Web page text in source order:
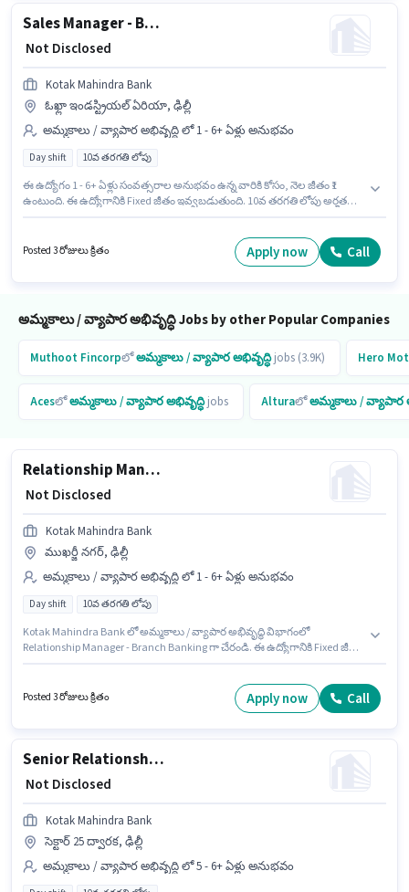
Sales Manager - Business Banking
₹ Not Disclosed
Kotak Mahindra Bank
ఓఖ్లా ఇండస్ట్రియల్ ఏరియా, ఢిల్లీ
అమ్మకాలు / వ్యాపార అభివృద్ధి లో 1 - 6+ ఏళ్లు అనుభవం
Day shift 10వ తరగతి లోపు
ఈ ఉద్యోగం 1 - 6+ ఏళ్లు సంవత్సరాల అనుభవం ఉన్న వారికి కోసం, నెల జీతం ₹1
ఉంటుంది. ఈ ఉద్యోగానికి Fixed జీతం ఇవ్వబడుతుంది. 10వ తరగతి లోపు అర్హత
వారానికి 5 days working ఉన్నాయి. Kotak Mahindra Bank అమ్మకాలు / వ్యాపార
అభివృద్ధి విభాగంలో Sales Manager - Business Banking ఉద్యోగానికి
Posted 3 రోజులు క్రితం Apply now Call
అమ్మకాలు / వ్యాపార అభివృద్ధి Jobs by other Popular Companies
Muthoot Fincorpలోఅమ్మకాలు / వ్యాపార అభివృద్ధిjobs (3.9K) Hero
Acesలోఅమ్మకాలు / వ్యాపార అభివృద్ధిjobs Alturaలోఅమ్మకాలు / వ్యాపార
Relationship Manager - Branch Banking
₹ Not Disclosed
Kotak Mahindra Bank
ముఖర్జీ నగర్, ఢిల్లీ
అమ్మకాలు / వ్యాపార అభివృద్ధి లో 1 - 6+ ఏళ్లు అనుభవం
Day shift 10వ తరగతి లోపు
Kotak Mahindra Bank లో అమ్మకాలు / వ్యాపార అభివృద్ధి విభాగంలో
Relationship Manager - Branch Banking గా చేరండి. ఈ ఉద్యోగానికి Fixed జీతం
అర్హత ఉన్న అభ్యర్థులు ఈ ఉద్యోగానికి అప్లై చేసుకోవచ్చు. ఈ ఉద్యోగం 1 - 6+ ఏళ్లు
సంవత్సరాల అనుభవం ఉన్న వారికి కోసం అనుకూలంగా ఉంటుంది. మీరు నెలకు ₹1
Posted 3 రోజులు క్రితం Apply now Call
Senior Relationship Officer - Digital Banking
₹ Not Disclosed
Kotak Mahindra Bank
సెక్టార్ 25 ద్వారక, ఢిల్లీ
అమ్మకాలు / వ్యాపార అభివృద్ధి లో 5 - 6+ ఏళ్లు అనుభవం